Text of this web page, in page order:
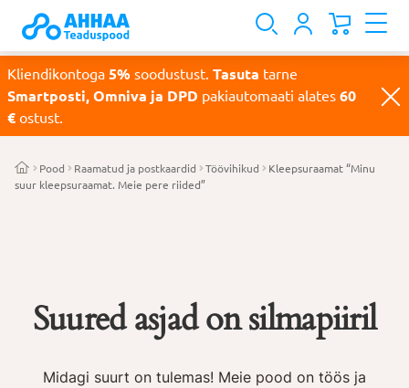
Kliendikontoga 5% soodustust. Tasuta tarne
Smartposti, Omniva ja DPD pakiautomaati alates 60
€ ostust.
Pood Raamatud ja postkaardid Töövihikud
Kleepsuraamat “Minu
suur kleepsuraamat. Meie pere riided”
Suured asjad on silmapiiril
Midagi suurt on tulemas! Meie pood on töös ja